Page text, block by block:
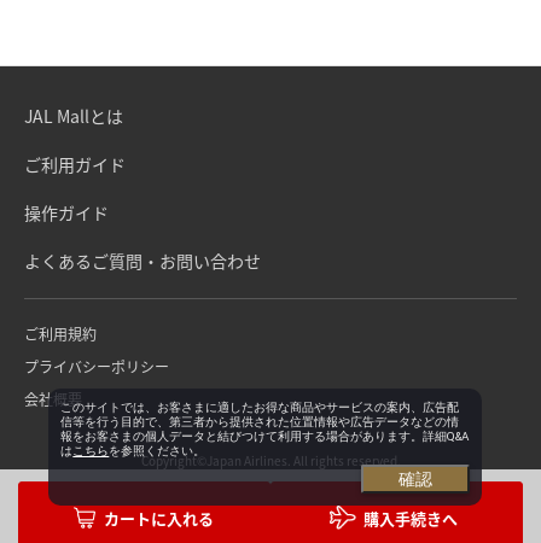
購入手続きへ
JAL Mallとは
ご利用ガイド
操作ガイド
よくあるご質問・お問い合わせ
ご利用規約
プライバシーポリシー
会社概要
Copyright©Japan Airlines. All rights reserved.
このサイトでは、お客さまに適したお得な商品やサービスの案内、広告配
信等を行う目的で、第三者から提供された位置情報や広告データなどの情
報をお客さまの個人データと結びつけて利用する場合があります。詳細Q&A
は こちらを参照ください。
確認